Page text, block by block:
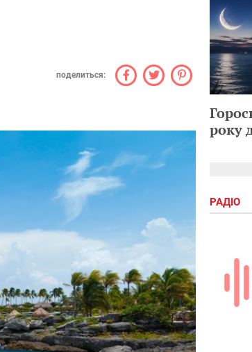
поделиться:
року
РАДІО